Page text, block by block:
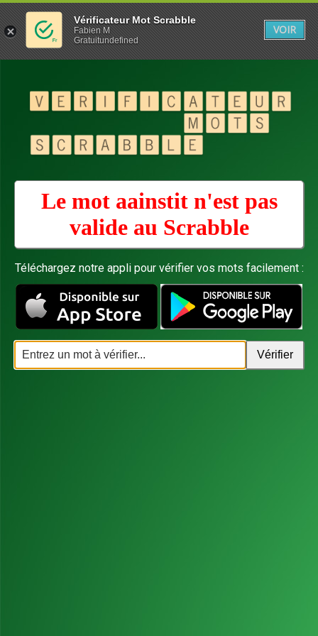
Le mot aainstit n'est pas
valide au Scrabble
Téléchargez notre appli pour vérifier vos mots facilement :
Vérificateur Mot Scrabble
Fabien M
Gratuitundefined
VOIR